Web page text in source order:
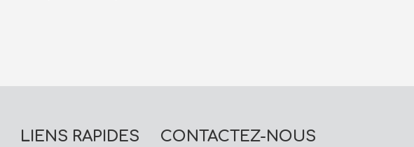
LIENS RAPIDES CONTACTEZ-NOUS